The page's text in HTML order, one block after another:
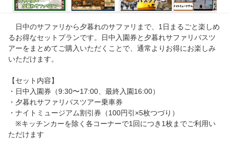
Language: English
ログイン/予約確認
日中のサファリから夕暮れのサファリまで、1日まるごと楽しめ
るお得なセットプランです。日中入園券と夕暮れサファリバスツ
アーをまとめてご購入いただくことで、通常よりお得にお楽しみ
いただけます。
【セット内容】
・日中入園券（9:30〜17:00、最終入園16:00）
・夕暮れサファリバスツアー乗車券
・ナイトミュージアム割引券（100円引×5枚つづり）
※キッチンカーを除く各コーナーで1回につき1枚までご利用い
ただけます